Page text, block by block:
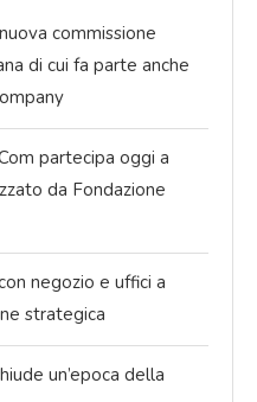
commissione
di cui fa parte anche
partecipa oggi a
da Fondazione
negozio e uffici a
strategica
un’epoca della